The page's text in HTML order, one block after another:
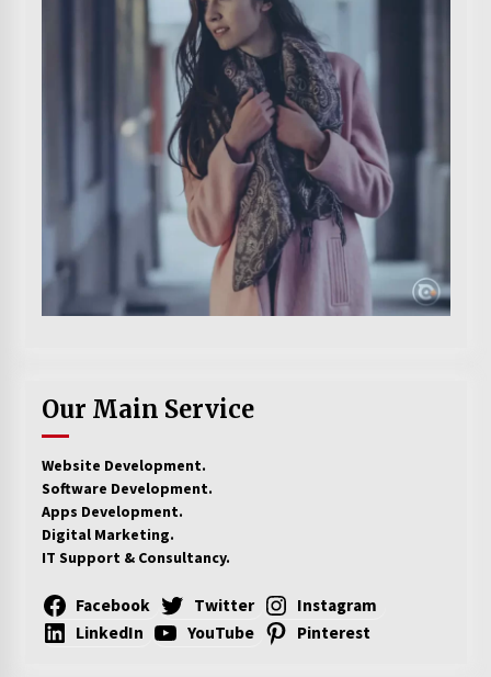
Our Main Service
Website Development.
Software Development.
Apps Development.
Digital Marketing.
IT Support & Consultancy.
Facebook Twitter
Instagram
LinkedIn
YouTube Pinterest